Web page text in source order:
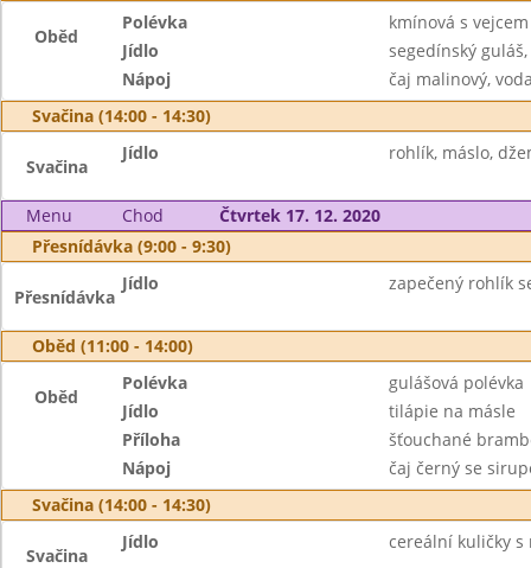
Oběd
Polévka
kmínová s vejcem
Jídlo
segedínský
Nápoj
čaj malinový,
Svačina (14:00 - 14:30)
Svačina
Jídlo rohlík, máslo,
Menu Chod
Čtvrtek 17. 12. 2020
Přesnídávka (9:00 - 9:30)
Přesnídávka
Jídlo zapečený rohlík
Oběd (11:00 - 14:00)
Oběd
Polévka
gulášová polévka
Jídlo
tilápie na másle
Příloha
šťouchané
Nápoj
čaj černý se
Svačina (14:00 - 14:30)
Svačina
Jídlo cereální kuličky s